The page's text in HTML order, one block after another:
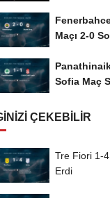
Maçı 2-0
Sofia Maç
ÇEKEBILIR
Tre Fiori 1-
Erdi